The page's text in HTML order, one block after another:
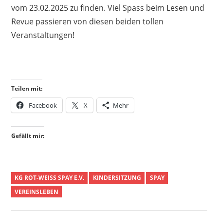
vom 23.02.2025 zu finden. Viel Spass beim Lesen und
Revue passieren von diesen beiden tollen
Veranstaltungen!
Teilen mit:
Facebook X Mehr
Gefällt mir:
KG ROT-WEISS SPAY E.V. KINDERSITZUNG
SPAY
VEREINSLEBEN